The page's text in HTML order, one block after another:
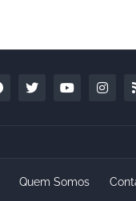
Quem Somos